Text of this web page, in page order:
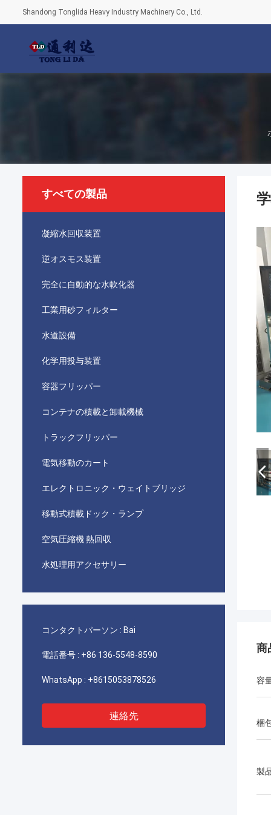
Shandong Tonglida Heavy Industry Machinery Co., Ltd.
すべての製品
凝縮水回収装置
逆オスモス装置
完全に自動的な水軟化器
工業用砂フィルター
水道設備
化学用投与装置
容器フリッパー
コンテナの積載と卸載機械
トラックフリッパー
電気移動のカート
エレクトロニック・ウェイトブリッジ
移動式積載ドック・ランプ
空気圧縮機 熱回収
水処理用アクセサリー
コンタクトパーソン : Bai
電話番号 : +86 136-5548-8590
WhatsApp : +8615053878526
連絡先
商
容
梱
製